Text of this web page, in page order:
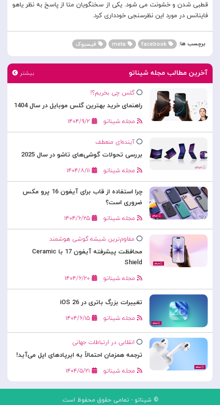
قطبی شدن و خشونت می شود. یکی از سخنگویان متا از پاسخ به نظر یاهو
فاینانس در مورد این نظرسنجی خودداری کرد.
برچسب ها: فیسبوک
آخرین مطالب مجله شیناتو بیشتر
گلس چی بخریم؟!
راهنمای خرید بهترین گلس موبایل در سال 1404
مجله شیناتو ۱۴۰۴/۹/۲
آینده‌ای منعطف
بررسی تحولات گوشی‌های تاشو در سال 2025
مجله شیناتو ۱۴۰۴/۸/۱۱
چرا استفاده از قاب برای آیفون 16 پرو مکس
ضروری است؟
مجله شیناتو ۱۴۰۴/۶/۲۵
مقاوم‌ترین شیشه گوشی هوشمند
محافظت پیشرفته آیفون 17 با Ceramic
Shield
مجله شیناتو ۱۴۰۴/۶/۲۰
تغییرات بزرگ باتری در iOS 26
مجله شیناتو ۱۴۰۴/۶/۱۵
انقلابی در ارتباطات جهانی
ترجمه همزمان احتمالاً به ایرپادهای اپل می‌آید!
مجله شیناتو ۱۴۰۴/۵/۲۱
© شیناتو - تمامی حقوق محفوظ است.